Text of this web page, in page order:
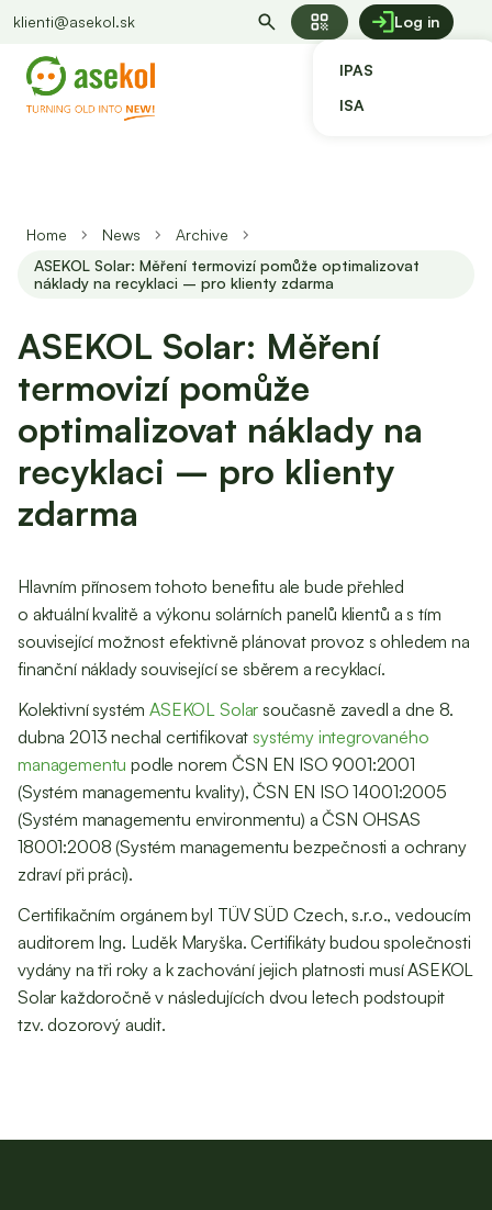
klienti@asekol.sk qr_code
IPAS
ISA
Log in
Home News
Archive
ASEKOL Solar: Měření termovizí pomůže optimalizovat
náklady na recyklaci – pro klienty zdarma
ASEKOL Solar: Měření
termovizí pomůže
optimalizovat náklady na
recyklaci – pro klienty
zdarma
Hlavním přínosem tohoto benefitu ale bude přehled
o aktuální kvalitě a výkonu solárních panelů klientů a s tím
související možnost efektivně plánovat provoz s ohledem na
finanční náklady související se sběrem a recyklací.
Kolektivní systémASEKOL Solar současně zavedl a dne 8.
dubna 2013 nechal certifikovat systémy integrovaného
managementu podle norem ČSN EN ISO 9001:2001
(Systém managementu kvality), ČSN EN ISO 14001:2005
(Systém managementu environmentu) a ČSN OHSAS
18001:2008 (Systém managementu bezpečnosti a ochrany
zdraví při práci).
Certifikačním orgánem byl TÜV SÜD Czech, s.r.o., vedoucím
auditorem Ing. Luděk Maryška. Certifikáty budou společnosti
vydány na tři roky a k zachování jejich platnosti musí ASEKOL
Solar každoročně v následujících dvou letech podstoupit
tzv. dozorový audit.